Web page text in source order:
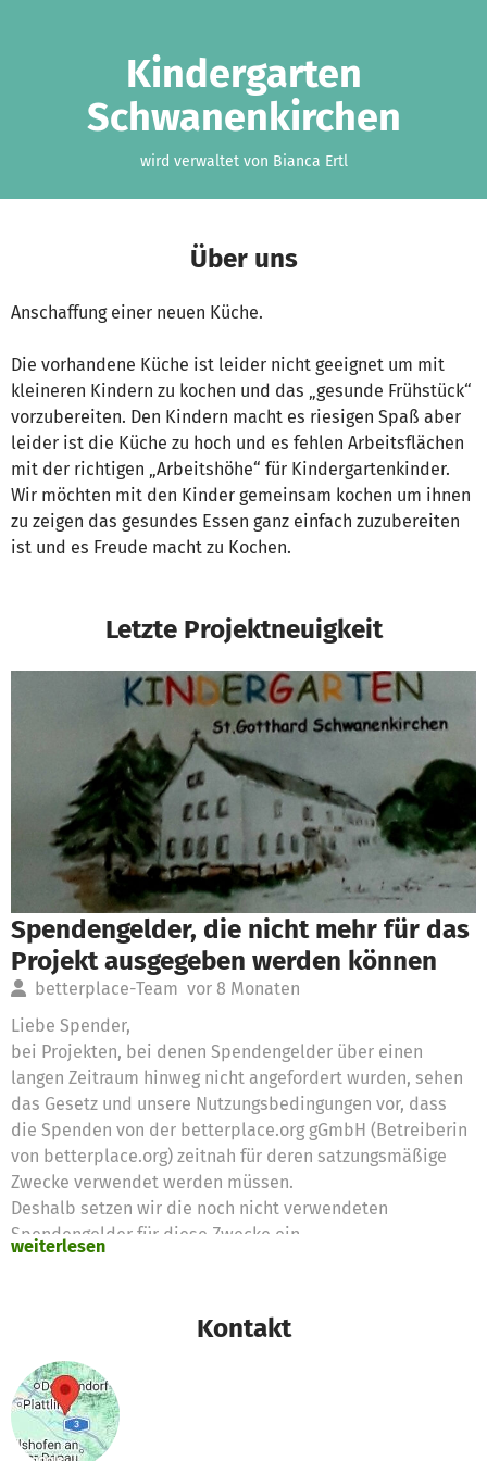
Kindergarten
Schwanenkirchen
wird verwaltet von Bianca Ertl
Über uns
Anschaffung einer neuen Küche.
Die vorhandene Küche ist leider nicht geeignet um mit
kleineren Kindern zu kochen und das „gesunde Frühstück“
vorzubereiten. Den Kindern macht es riesigen Spaß aber
leider ist die Küche zu hoch und es fehlen Arbeitsflächen
mit der richtigen „Arbeitshöhe“ für Kindergartenkinder.
Wir möchten mit den Kinder gemeinsam kochen um ihnen
zu zeigen das gesundes Essen ganz einfach zuzubereiten
ist und es Freude macht zu Kochen.
Letzte Projektneuigkeit
Spendengelder, die nicht mehr für das
Projekt ausgegeben werden können
betterplace-Team vor 8 Monaten
Liebe Spender,
bei Projekten, bei denen Spendengelder über einen
langen Zeitraum hinweg nicht angefordert wurden, sehen
das Gesetz und unsere Nutzungsbedingungen vor, dass
die Spenden von der betterplace.org gGmbH (Betreiberin
von betterplace.org) zeitnah für deren satzungsmäßige
Zwecke verwendet werden müssen.
Deshalb setzen wir die noch nicht verwendeten
Spendengelder für diese Zwecke ein
weiterlesen
Kontakt